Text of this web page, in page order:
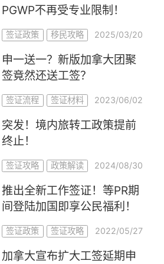
PGWP不再受专业限制！
签证政策 移民攻略 2025/03/20
申一送一？新版加拿大团聚
签竟然还送工签？
签证流程 签证材料 2023/06/02
突发！境内旅转工政策提前
终止！
签证攻略 政策解读 2024/08/30
推出全新工作签证！等PR期
间登陆加国即享公民福利！
签证政策 签证攻略 2022/05/27
加拿大宣布扩大工签延期申